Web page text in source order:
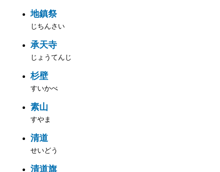
地鎮祭
じちんさい
承天寺
じょうてんじ
杉壁
すいかべ
素山
すやま
清道
せいどう
清道旗